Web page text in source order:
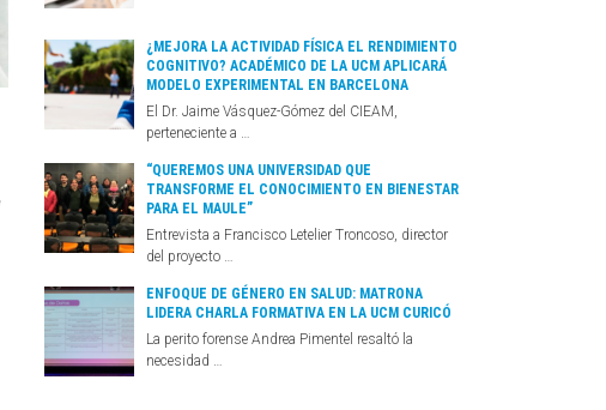
¿MEJORA LA ACTIVIDAD FÍSICA EL RENDIMIENTO
COGNITIVO? ACADÉMICO DE LA UCM APLICARÁ
MODELO EXPERIMENTAL EN BARCELONA
El Dr. Jaime Vásquez-Gómez del CIEAM,
perteneciente a …
“QUEREMOS UNA UNIVERSIDAD QUE
TRANSFORME EL CONOCIMIENTO EN BIENESTAR
PARA EL MAULE”
Entrevista a Francisco Letelier Troncoso, director
del proyecto …
ENFOQUE DE GÉNERO EN SALUD: MATRONA
LIDERA CHARLA FORMATIVA EN LA UCM CURICÓ
La perito forense Andrea Pimentel resaltó la
necesidad …